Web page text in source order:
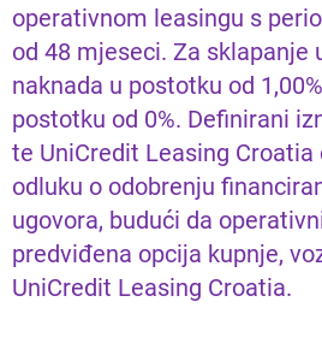
operativnom leasingu s
od 48 mjeseci. Za sklapanje
naknada u postotku od
postotku od 0%. Definirani
te UniCredit Leasing Croatia
odluku o odobrenju
ugovora, budući da
predviđena opcija kupnje,
UniCredit Leasing Croatia.